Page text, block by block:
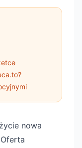
nowa